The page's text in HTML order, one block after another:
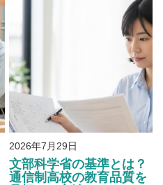
2026年7月29日
文部科学省の基準とは？
通信制高校の教育品質を